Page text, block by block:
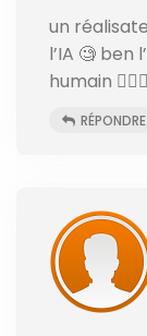
un
l’IA 🧐 ben
humain 🤷🏼‍♂️
RÉPONDRE